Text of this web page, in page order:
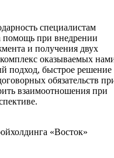
специалистам
помощь при внедрении
и получения двух
оказываемых
подход, быстрое решение
обязательств
взаимоотношения при
«Восток»